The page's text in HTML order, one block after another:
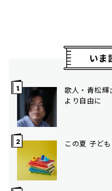
いま
歌人・青松輝
より自由に
この夏 子ど